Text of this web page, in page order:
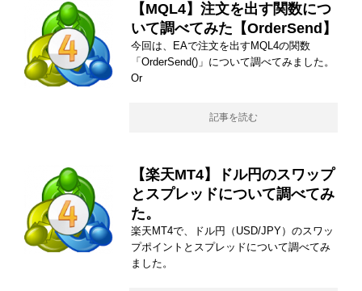
【MQL4】注文を出す関数につ
いて調べてみた【OrderSend】
今回は、EAで注文を出すMQL4の関数
「OrderSend()」について調べてみました。
Or
記事を読む
【楽天MT4】ドル円のスワップ
とスプレッドについて調べてみ
た。
楽天MT4で、ドル円（USD/JPY）のスワッ
プポイントとスプレッドについて調べてみ
ました。